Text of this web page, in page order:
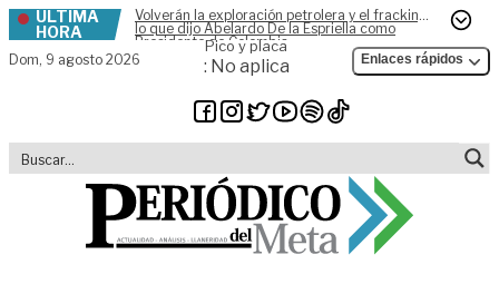
Skip to content
ÚLTIMA
HORA
Volverán la exploración petrolera y el fracking,
lo que dijo Abelardo De la Espriella como
Presidente de Colombia
Dom, 9 agosto 2026
Pico y placa
: No aplica Enlaces rápidos